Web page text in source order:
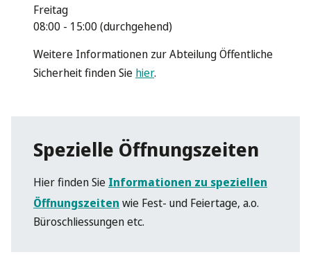
Freitag
08:00 - 15:00 (durchgehend)
Weitere Informationen zur Abteilung Öffentliche
Sicherheit finden Sie hier.
Spezielle Öffnungszeiten
Hier finden Sie Informationen zu speziellen
Öffnungszeiten wie Fest- und Feiertage, a.o.
Büroschliessungen etc.